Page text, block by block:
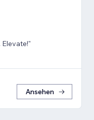
Ansehen